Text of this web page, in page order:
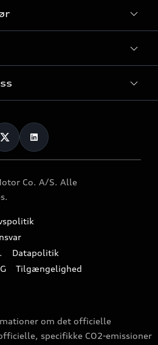
bil
Co. A/S. Alle
Datapolitik
Tilgængelighed
om det officielle
specifikke CO2-emissioner